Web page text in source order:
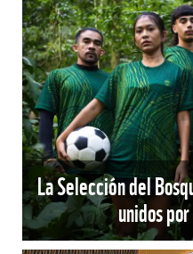
La Selección del
unidos